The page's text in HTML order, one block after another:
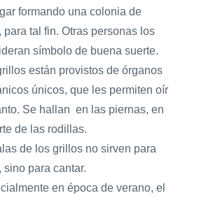
formando una colonia de
para tal fin. Otras personas los
símbolo de buena suerte.
están provistos de órganos
únicos, que les permiten oír
Se hallan en las piernas, en
de las rodillas.
de los grillos no sirven para
sino para cantar.
en época de verano, el